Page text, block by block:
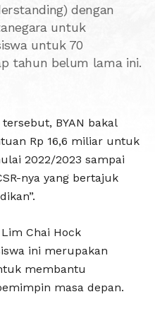
dengan
untuk
untuk 70
tahun belum lama ini.
BYAN bakal
Rp 16,6 miliar untuk
2022/2023 sampai
nya yang bertajuk
Chai Hock
ini merupakan
membantu
masa depan.